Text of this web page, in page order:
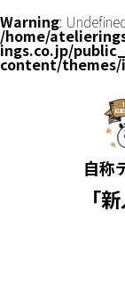
Warning:
/home/
ings.co.jp/
content/
自称
「